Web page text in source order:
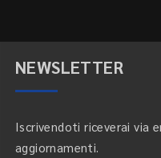
NEWSLETTER
Iscrivendoti riceverai via
aggiornamenti.